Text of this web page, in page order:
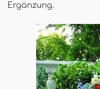
Ergänzung.